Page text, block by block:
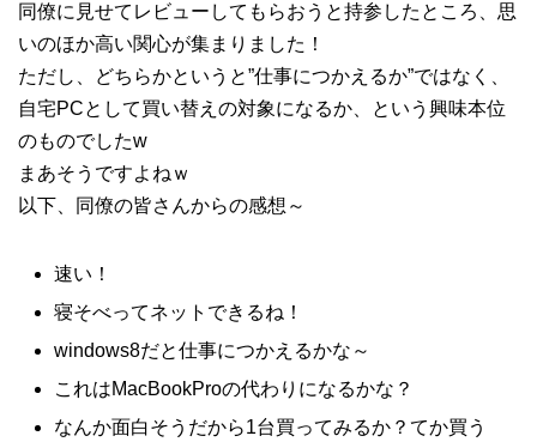
同僚に見せてレビューしてもらおうと持参したところ、思
いのほか高い関心が集まりました！
ただし、どちらかというと”仕事につかえるか”ではなく、
自宅PCとして買い替えの対象になるか、という興味本位
のものでしたw
まあそうですよねｗ
以下、同僚の皆さんからの感想～
速い！
寝そべってネットできるね！
windows8だと仕事につかえるかな～
これはMacBookProの代わりになるかな？
なんか面白そうだから1台買ってみるか？てか買う